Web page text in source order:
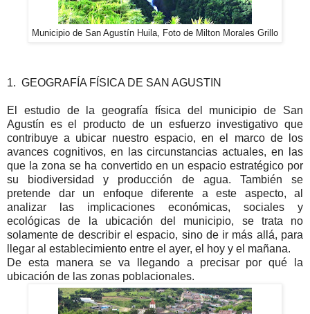
Municipio de San Agustín Huila, Foto de Milton Morales Grillo
1. GEOGRAFÍA FÍSICA DE SAN AGUSTIN
El estudio de la geografía física del municipio de San
Agustín es el producto de un esfuerzo investigativo que
contribuye a ubicar nuestro espacio, en el marco de los
avances cognitivos, en las circunstancias actuales, en las
que la zona se ha convertido en un espacio estratégico por
su biodiversidad y producción de agua. También se
pretende dar un enfoque diferente a este aspecto, al
analizar las implicaciones económicas, sociales y
ecológicas de la ubicación del municipio, se trata no
solamente de describir el espacio, sino de ir más allá, para
llegar al establecimiento entre el ayer, el hoy y el mañana.
De esta manera se va llegando a precisar por qué la
ubicación de las zonas poblacionales.